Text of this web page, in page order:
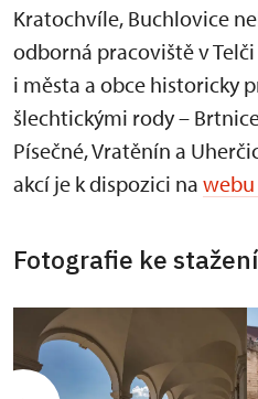
Kratochvíle, Buchlovice
odborná pracoviště v
i města a obce historicky
šlechtickými rody –
Písečné, Vratěnín a
akcí je k dispozici na webu
Fotografie ke stažení